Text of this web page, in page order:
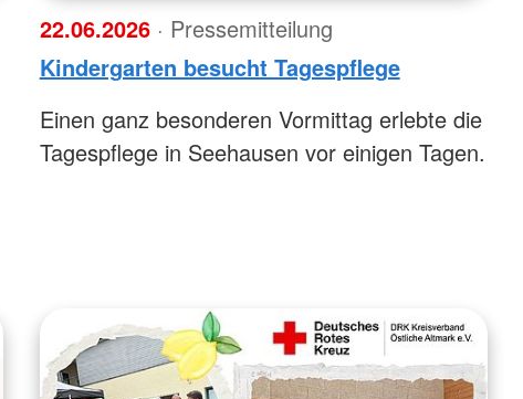
22.06.2026 · Pressemitteilung
Kindergarten besucht Tagespflege
Einen ganz besonderen Vormittag erlebte die
Tagespflege in Seehausen vor einigen Tagen.